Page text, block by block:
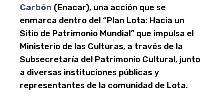
Carbón (Enacar), una acción que se
enmarca dentro del “Plan Lota: Hacia un
Sitio de Patrimonio Mundial” que impulsa el
Ministerio de las Culturas, a través de la
Subsecretaría del Patrimonio Cultural, junto
a diversas instituciones públicas y
representantes de la comunidad de Lota.